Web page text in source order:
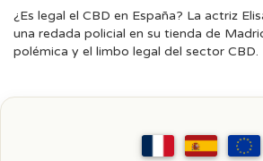
¿Es legal el CBD en España? La actriz
una redada policial en su tienda de
polémica y el limbo legal del sector CBD.